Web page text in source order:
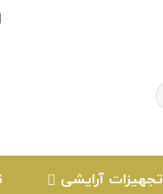
تجهیزات آرایشی